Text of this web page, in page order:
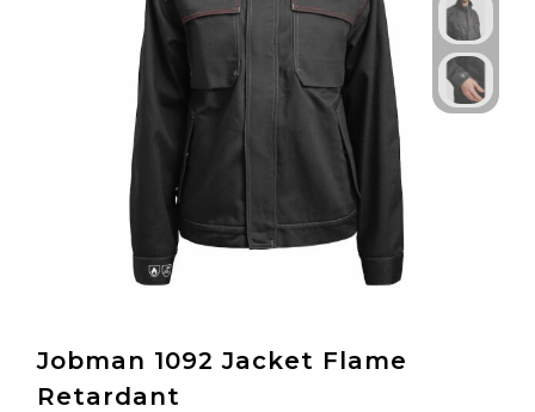
Jobman 1092 Jacket Flame
Retardant